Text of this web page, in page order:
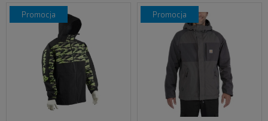
promocja promocja